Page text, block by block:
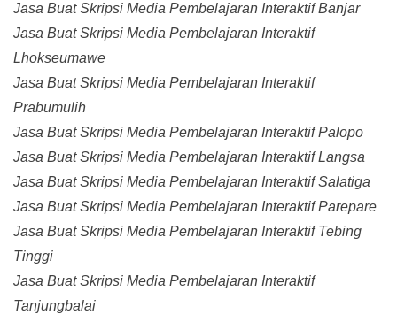
Jasa Buat Skripsi Media Pembelajaran Interaktif Banjar
Jasa Buat Skripsi Media Pembelajaran Interaktif
Lhokseumawe
Jasa Buat Skripsi Media Pembelajaran Interaktif
Prabumulih
Jasa Buat Skripsi Media Pembelajaran Interaktif Palopo
Jasa Buat Skripsi Media Pembelajaran Interaktif Langsa
Jasa Buat Skripsi Media Pembelajaran Interaktif Salatiga
Jasa Buat Skripsi Media Pembelajaran Interaktif Parepare
Jasa Buat Skripsi Media Pembelajaran Interaktif Tebing
Tinggi
Jasa Buat Skripsi Media Pembelajaran Interaktif
Tanjungbalai